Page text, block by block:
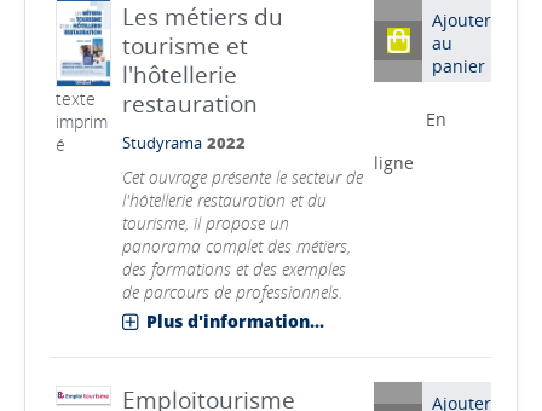
texte
imprim
é
Les métiers du
tourisme et
l'hôtellerie
restauration
Studyrama 2022
Cet ouvrage présente le secteur de
l'hôtellerie restauration et du
tourisme, il propose un
panorama complet des métiers,
des formations et des exemples
de parcours de professionnels.
Plus d'information...
Ajouter
au
panier
En
ligne
Emploitourisme
Ajouter